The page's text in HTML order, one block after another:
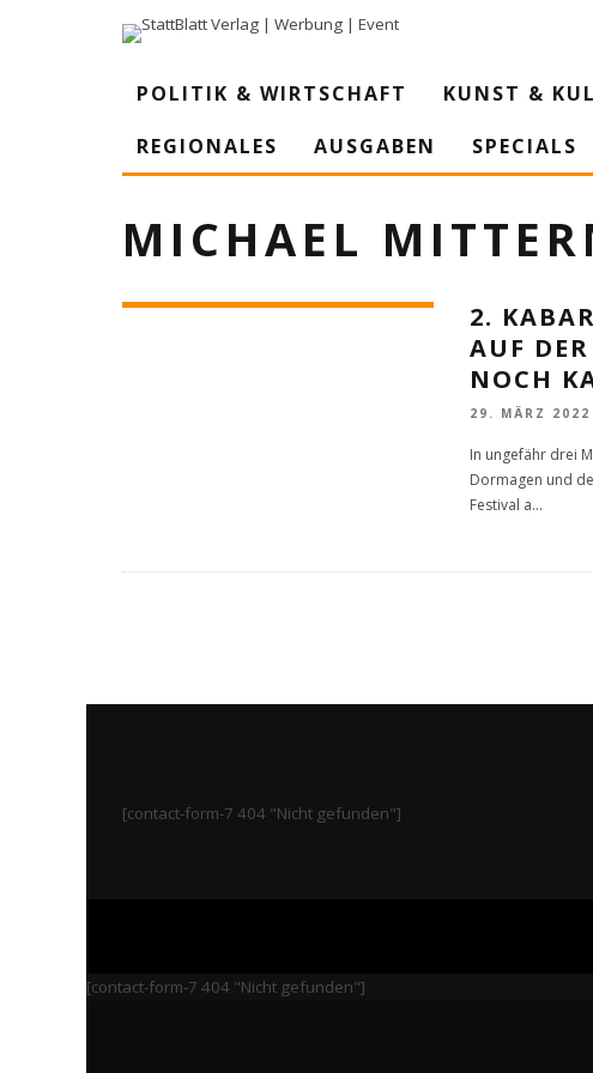
POLITIK & WIRTSCHAFT KUNST &
REGIONALES
AUSGABEN SPECIALS
MICHAEL
2.
AUF
NOCH
29. MÄRZ 2022
In ungefähr drei
Dormagen und
Festival a...
[contact-form-7 404 "Nicht gefunden"]
[contact-form-7 404 "Nicht gefunden"]